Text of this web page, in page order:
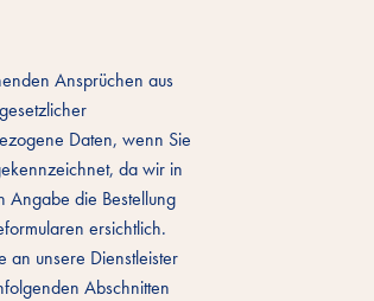
Ansprüchen aus
Daten, wenn Sie
da wir in
Angabe die Bestellung
ersichtlich.
unsere Dienstleister
Abschnitten